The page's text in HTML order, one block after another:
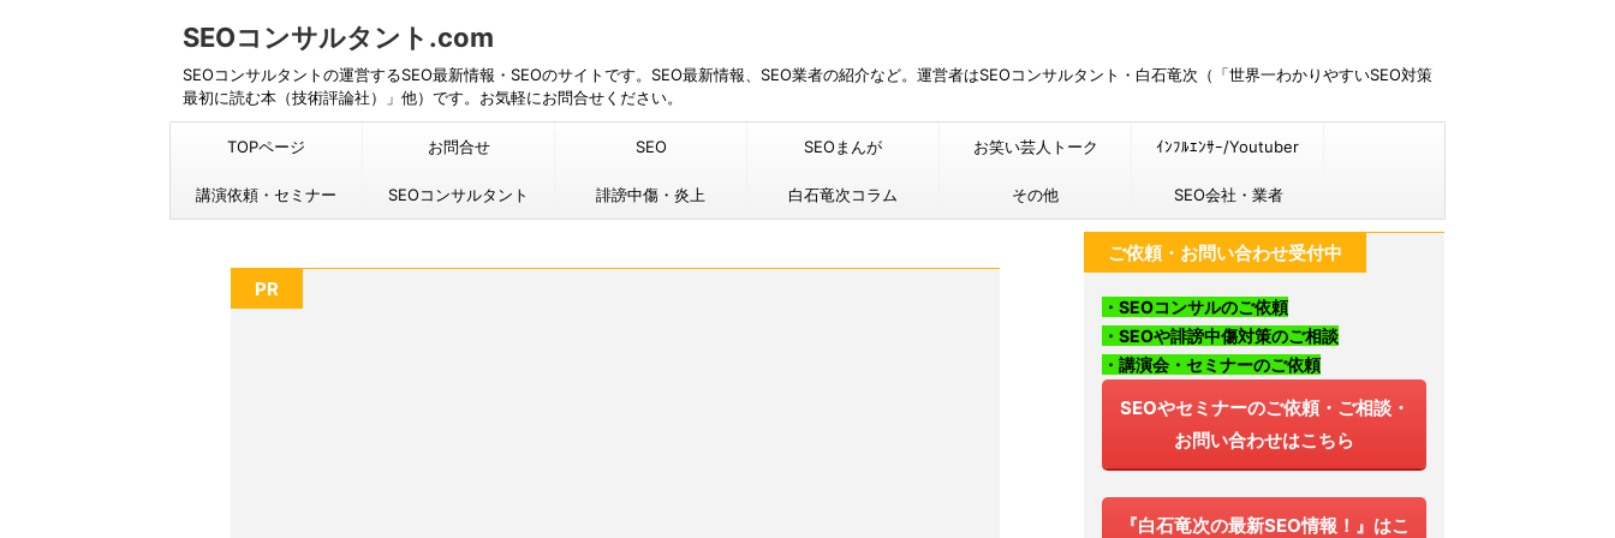
SEOコンサルタント.com
SEOコンサルタントの運営するSEO最新情報・SEOのサイトです。SEO最新情報、SEO業者の紹介など。運営者はSEOコンサルタント・白石竜次（「世界一わかりやすいSEO対策
最初に読む本（技術評論社）」他）です。お気軽にお問合せください。
TOPページ お問合せ SEO SEOまんが お笑い芸人トーク ｲﾝﾌﾙｴﾝｻｰ/Youtuber
講演依頼・セミナー SEOコンサルタント 誹謗中傷・炎上 白石竜次コラム その他 SEO会社・業者
PR
ご依頼・お問い合わせ受付中
・SEOコンサルのご依頼
・SEOや誹謗中傷対策のご相談
・講演会・セミナーのご依頼
SEOやセミナーのご依頼・ご相談・
お問い合わせはこちら
『白石竜次の最新SEO情報！』はこ